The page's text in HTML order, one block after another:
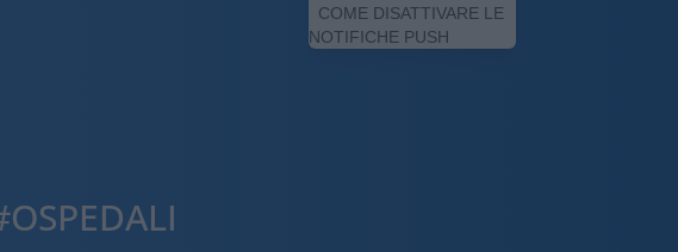
COME DISATTIVARE LE
NOTIFICHE PUSH